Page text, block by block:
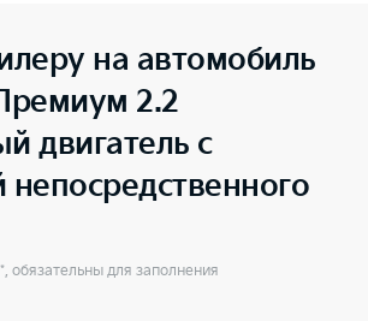
на автомобиль
2.2
двигатель с
непосредственного
обязательны для заполнения